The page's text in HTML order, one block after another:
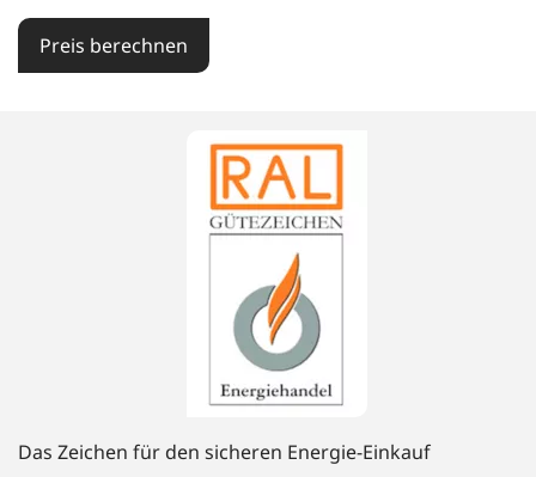
Preis berechnen
Das Zeichen für den sicheren Energie-Einkauf